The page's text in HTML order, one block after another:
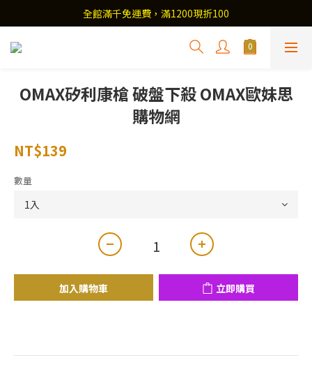
全館滿千免運費，滿1200現折100
OMAX矽利康槍 破盤下殺 OMAX歐妹思
購物網
NT$139
數量
加入購物車 立即購買